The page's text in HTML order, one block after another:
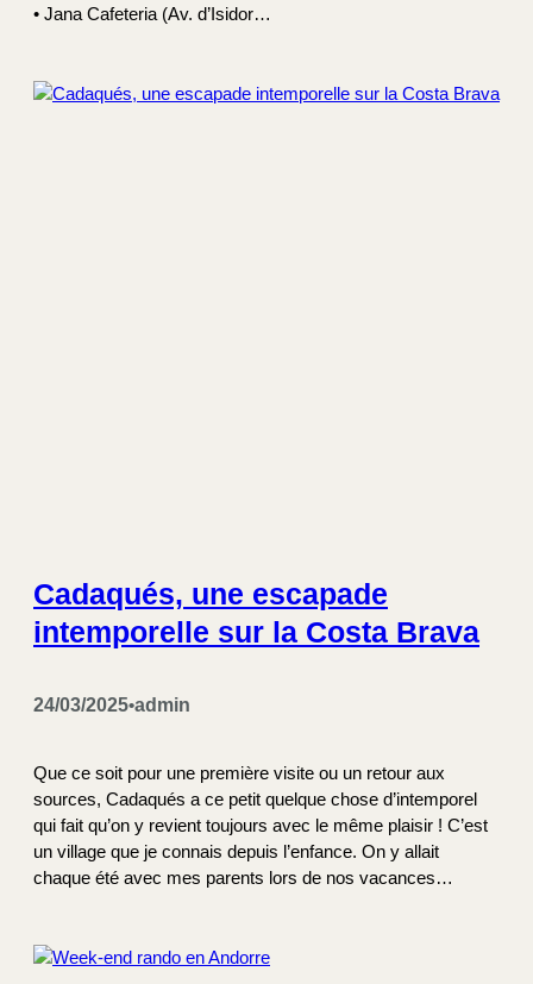
• Jana Cafeteria (Av. d’Isidor…
Cadaqués, une escapade
intemporelle sur la Costa Brava
24/03/2025•admin
Que ce soit pour une première visite ou un retour aux
sources, Cadaqués a ce petit quelque chose d’intemporel
qui fait qu’on y revient toujours avec le même plaisir ! C’est
un village que je connais depuis l’enfance. On y allait
chaque été avec mes parents lors de nos vacances…